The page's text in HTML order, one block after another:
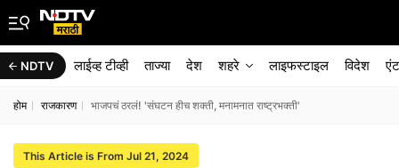
NDTV लाईव्ह टीव्ही ताज्या देश शहरे लाइफस्टाइल विदेश
होम राजकारण भाजपचं ठरलं! 'संघटन हीच शक्ती, मनामनात राष्ट्रभक्ती'
This Article is From Jul 21, 2024